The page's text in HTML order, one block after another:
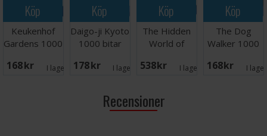
Köp
Keukenhof
Gardens 1000
168 SEK I lager:
Köp
Daigo-ji Kyoto
1000 bitar
178 SEK I lager: 2
Köp
The Hidden
World of
bitar
538 SEK I lager:
Köp
The Dog
Walker 1000
168 SEK I
Recensioner